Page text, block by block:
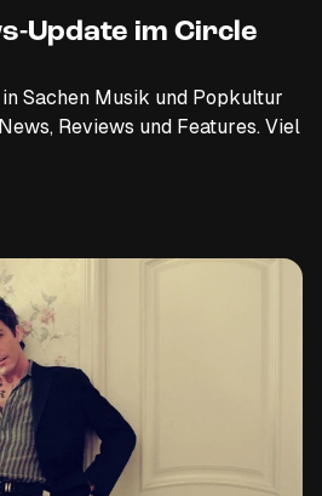
Update im Circle
Sachen Musik und Popkultur
Reviews und Features. Viel